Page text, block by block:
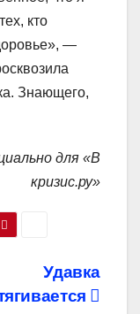
кто
—
Знающего,
для «В
кризис.ру»
Удавка